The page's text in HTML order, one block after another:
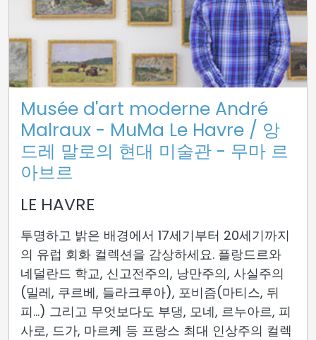
Musée d'art moderne André
Malraux - MuMa Le Havre / 앙
드레 말로의 현대 미술관 - 무마 르
아브르
LE HAVRE
투명하고 밝은 배경에서 17세기부터 20세기까지
의 유럽 회화 컬렉션을 감상하세요. 플랑드르와
네덜란드 학교, 신고전주의, 낭만주의, 사실주의
(밀레, 쿠르베, 들라크루아), 포비즘(마티스, 뒤
피...) 그리고 무엇보다도 부댕, 모네, 르누아르, 피
사로, 드가, 마르케 등 프랑스 최대 인상주의 컬렉